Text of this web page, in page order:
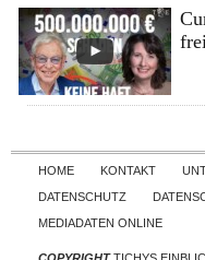
HOME KONTAKT
DATENSCHUTZ
MEDIADATEN ONLINE